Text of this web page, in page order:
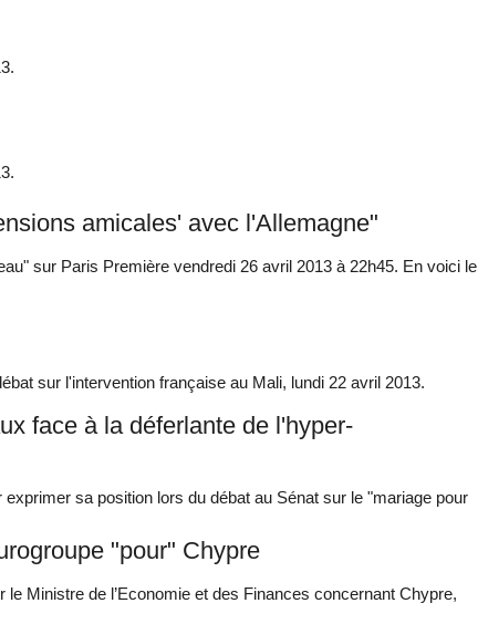
amicales' avec l'Allemagne"
sur Paris Première vendredi 26 avril 2013 à 22h45. En voici le
sur l'intervention française au Mali, lundi 22 avril 2013.
face à la déferlante de l'hyper-
sa position lors du débat au Sénat sur le "mariage pour
"pour" Chypre
Ministre de l’Economie et des Finances concernant Chypre,